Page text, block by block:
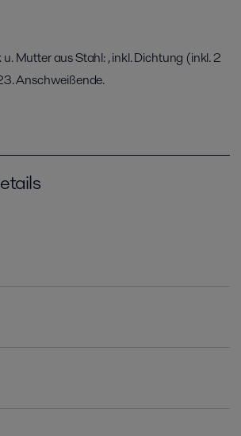
Mutter aus Stahl: , inkl. Dichtung (inkl. 2
Anschweißende.